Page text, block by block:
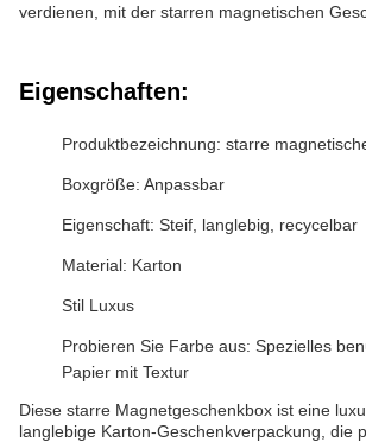
verdienen, mit der starren magnetischen
Eigenschaften:
Produktbezeichnung: starre
Boxgröße: Anpassbar
Eigenschaft: Steif, langlebig, recycelbar
Material: Karton
Stil Luxus
Probieren Sie Farbe aus: Spezielles
Papier mit Textur
Diese starre Magnetgeschenkbox ist eine
langlebige Karton-Geschenkverpackung, die